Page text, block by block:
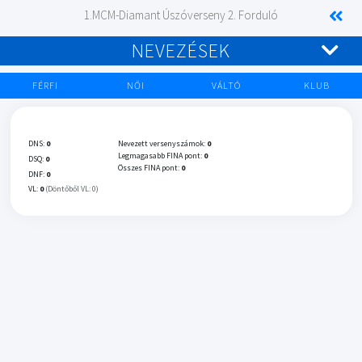
1.MCM-Diamant Úszóverseny 2. Forduló
NEVEZÉSEK
FÉRFI NŐI VÁLTÓ KLUB
DNS: 0
DSQ: 0
DNF: 0
VL: 0 (Döntőből VL: 0)
Nevezett versenyszámok: 0
Legmagasabb FINA pont: 0
Összes FINA pont: 0